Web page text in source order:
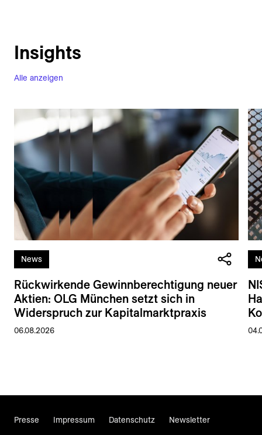
Alle anzeigen
Insights
News
Rückwirkende Gewinnberechtigung neuer
Aktien: OLG München setzt sich in
Widerspruch zur Kapitalmarktpraxis
06.08.2026
Presse Impressum Datenschutz Newsletter